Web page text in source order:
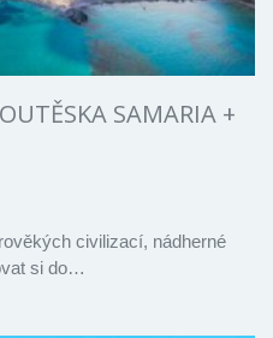
SAMARIA +
civilizací, nádherné
si do…